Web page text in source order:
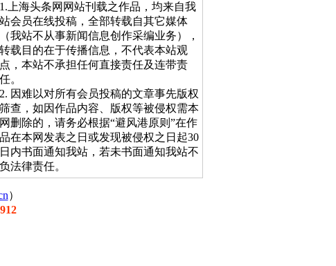
1.上海头条网网站刊载之作品，均来自我
站会员在线投稿，全部转载自其它媒体
（我站不从事新闻信息创作采编业务），
转载目的在于传播信息，不代表本站观
点，本站不承担任何直接责任及连带责
任。
2. 因难以对所有会员投稿的文章事先版权
筛查，如因作品内容、版权等被侵权需本
网删除的，请务必根据“避风港原则”在作
品在本网发表之日或发现被侵权之日起30
日内书面通知我站，若未书面通知我站不
负法律责任。
）